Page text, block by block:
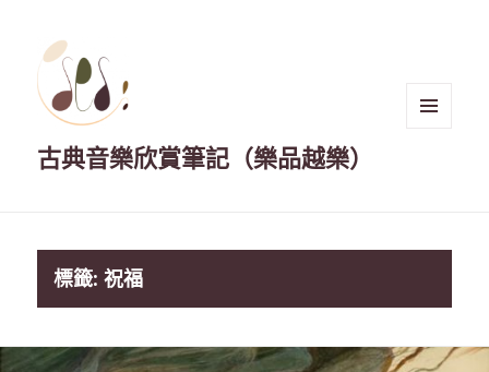
古典音樂欣賞筆記（樂品越樂）
標籤:祝福